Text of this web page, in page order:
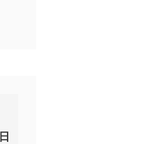
日